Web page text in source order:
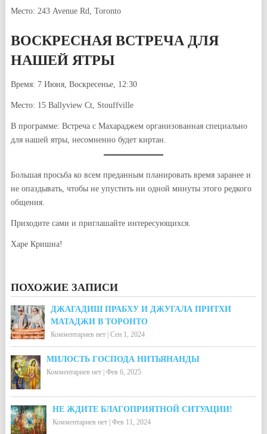
Место: 243 Avenue Rd, Toronto
ВОСКРЕСНАЯ ВСТРЕЧА ДЛЯ
НАШЕЙ ЯТРЫ
Время: 7 Июня, Воскресенье, 12:30
Место: 15 Ballyview Ct, Stouffville
В программе: Встреча с Махараджем организованная специально
для нашей ятры, несомненно будет киртан.
Большая просьба ко всем преданным планировать время заранее и
не опаздывать, чтобы не упустить ни одной минуты этого редкого
общения.
Приходите сами и приглашайте интересующихся.
Харе Кришна!
ПОХОЖИЕ ЗАПИСИ
ДЖАГАДИШ ПРАБХУ И ДЖУГАЛА ПРИТХИ
МАТАДЖИ В ТОРОНТО
Комментариев нет| Сен 1, 2024
МИЛОСТЬ ГОСПОДА НИТЬЯНАНДЫ
Комментариев нет| Фев 6, 2025
НЕ ЖДИТЕ БЛАГОПРИЯТНОЙ СИТУАЦИИ!
Комментариев нет| Фев 11, 2024